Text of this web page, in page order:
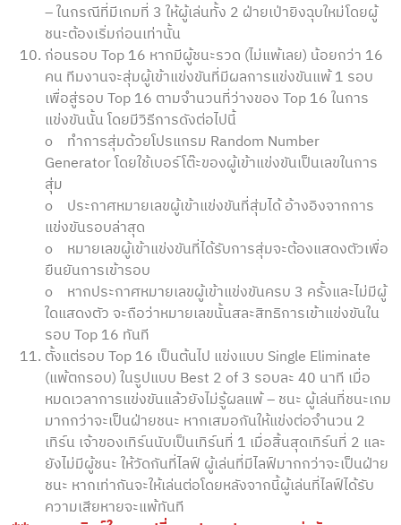
– ในกรณีที่มีเกมที่ 3 ให้ผู้เล่นทั้ง 2 ฝ่ายเป่ายิงฉุบใหม่โดยผู้
ชนะต้องเริ่มก่อนเท่านั้น
ก่อนรอบ Top 16 หากมีผู้ชนะรวด (ไม่แพ้เลย) น้อยกว่า 16
คน ทีมงานจะสุ่มผู้เข้าแข่งขันที่มีผลการแข่งขันแพ้ 1 รอบ
เพื่อสู่รอบ Top 16 ตามจำนวนที่ว่างของ Top 16 ในการ
แข่งขันนั้น โดยมีวิธีการดังต่อไปนี้
o ทำการสุ่มด้วยโปรแกรม Random Number
Generator โดยใช้เบอร์โต๊ะของผู้เข้าแข่งขันเป็นเลขในการ
สุ่ม
o ประกาศหมายเลขผู้เข้าแข่งขันที่สุ่มได้ อ้างอิงจากการ
แข่งขันรอบล่าสุด
o หมายเลขผู้เข้าแข่งขันที่ได้รับการสุ่มจะต้องแสดงตัวเพื่อ
ยืนยันการเข้ารอบ
o หากประกาศหมายเลขผู้เข้าแข่งขันครบ 3 ครั้งและไม่มีผู้
ใดแสดงตัว จะถือว่าหมายเลขนั้นสละสิทธิการเข้าแข่งขันใน
รอบ Top 16 ทันที
ตั้งแต่รอบ Top 16 เป็นต้นไป แข่งแบบ Single Eliminate
(แพ้ตกรอบ) ในรูปแบบ Best 2 of 3 รอบละ 40 นาที เมื่อ
หมดเวลาการแข่งขันแล้วยังไม่รู้ผลแพ้ – ชนะ ผู้เล่นที่ชนะเกม
มากกว่าจะเป็นฝ่ายชนะ หากเสมอกันให้แข่งต่อจำนวน 2
เทิร์น เจ้าของเทิร์นนับเป็นเทิร์นที่ 1 เมื่อสิ้นสุดเทิร์นที่ 2 และ
ยังไม่มีผู้ชนะ ให้วัดกันที่ไลฟ์ ผู้เล่นที่มีไลฟ์มากกว่าจะเป็นฝ่าย
ชนะ หากเท่ากันจะให้เล่นต่อโดยหลังจากนี้ผู้เล่นที่ไลฟ์ได้รับ
ความเสียหายจะแพ้ทันที